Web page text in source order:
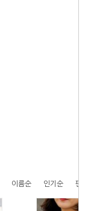
이름순 인기순 판매순